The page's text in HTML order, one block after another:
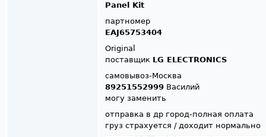
Panel Kit
партномер
EAJ65753404
Original
поставщик LG ELECTRONICS
самовывоз-Москва
89251552999 Василий
могу заменить
отправка в др город-полная оплата
груз страхуется / доходит нормально